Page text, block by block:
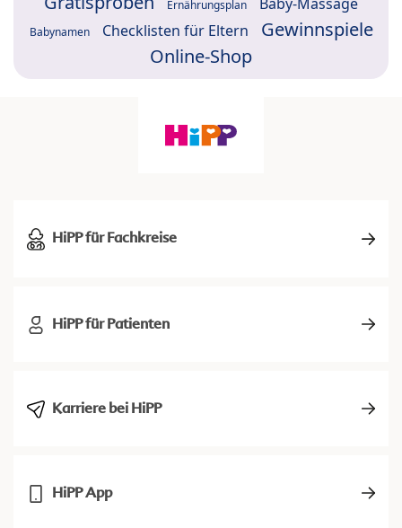
Ernährungsplan
Babynamen Checklisten für Eltern
Gewinnspiele
Online-Shop
HiPP für Fachkreise
HiPP für Patienten
Karriere bei HiPP
HiPP App